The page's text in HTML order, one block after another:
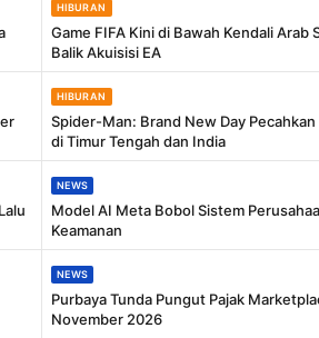
HIBURAN
Game FIFA Kini di Bawah Kendali Arab
Balik Akuisisi EA
HIBURAN
Spider-Man: Brand New Day
di Timur Tengah dan India
NEWS
Model AI Meta Bobol Sistem
Keamanan
NEWS
Purbaya Tunda Pungut Pajak
November 2026